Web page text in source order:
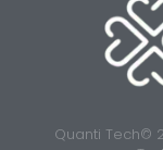
Quanti Tech©